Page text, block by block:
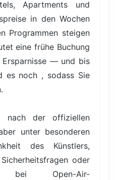
Apartments und
in den Wochen
Programmen steigen
eine frühe Buchung
Ersparnisse — und bis
es noch , sodass Sie
nach der offiziellen
unter besonderen
des Künstlers,
oder
bei Open-Air-